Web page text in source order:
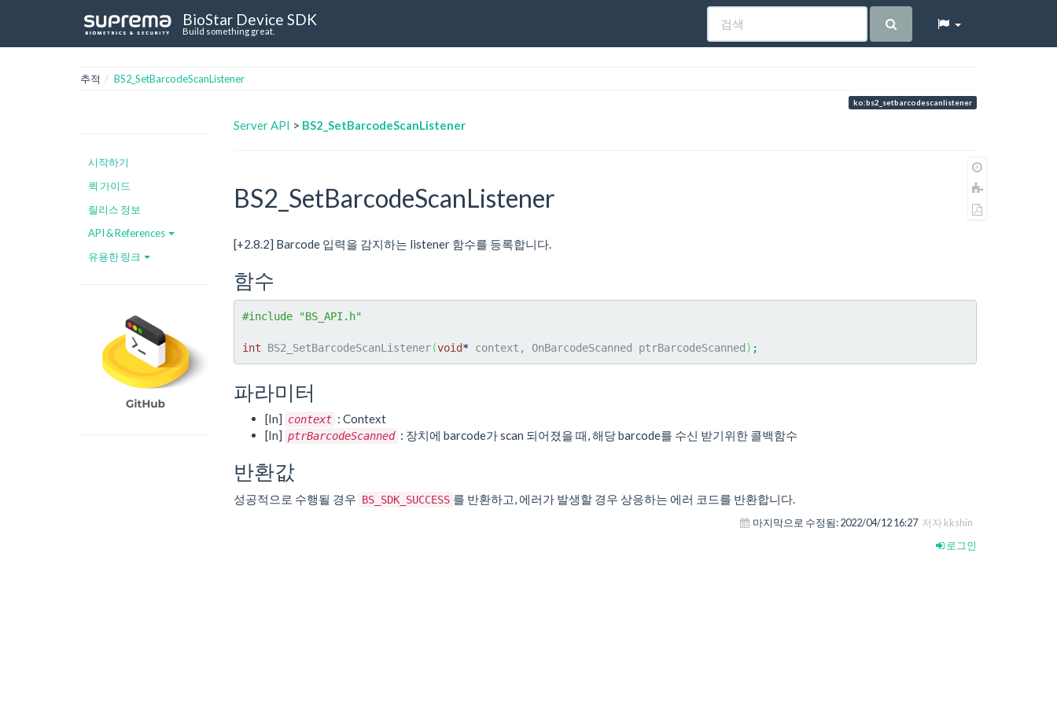
BioStar Device SDK
Build something great.
추적 BS2_SetBarcodeScanListener
ko:bs2_setbarcodescanlistener
시작하기
퀵 가이드
릴리스 정보
API & References
유용한 링크
Server API > BS2_SetBarcodeScanListener
BS2_SetBarcodeScanListener
[+2.8.2] Barcode 입력을 감지하는 listener 함수를 등록합니다.
함수
#include "BS_API.h"
int BS2_SetBarcodeScanListener(void* context, OnBarcodeScanned ptrBarcodeScanned) ;
파라미터
[In] context : Context
[In] ptrBarcodeScanned : 장치에 barcode가 scan 되어졌을 때, 해당 barcode를 수신 받기위한 콜백함수
반환값
성공적으로 수행될 경우 BS_SDK_SUCCESS 를 반환하고, 에러가 발생할 경우 상응하는 에러 코드를 반환합니다.
마지막으로 수정됨:2022/04/12 16:27 저자 kkshin
로그인